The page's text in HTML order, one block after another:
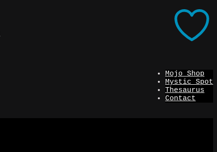
Mojo Shop
Mystic Spot
Thesaurus
Contact